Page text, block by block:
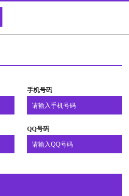
手机号码
QQ号码